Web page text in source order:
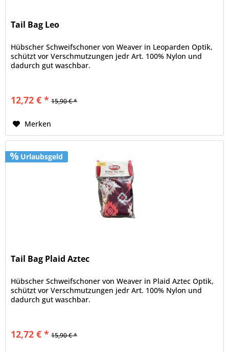
Tail Bag Leo
Hübscher Schweifschoner von Weaver in Leoparden Optik,
schützt vor Verschmutzungen jedr Art. 100% Nylon und
dadurch gut waschbar.
12,72 € * 15,90 € *
Merken
Urlaubsgeld
Tail Bag Plaid Aztec
Hübscher Schweifschoner von Weaver in Plaid Aztec Optik,
schützt vor Verschmutzungen jedr Art. 100% Nylon und
dadurch gut waschbar.
12,72 € * 15,90 € *